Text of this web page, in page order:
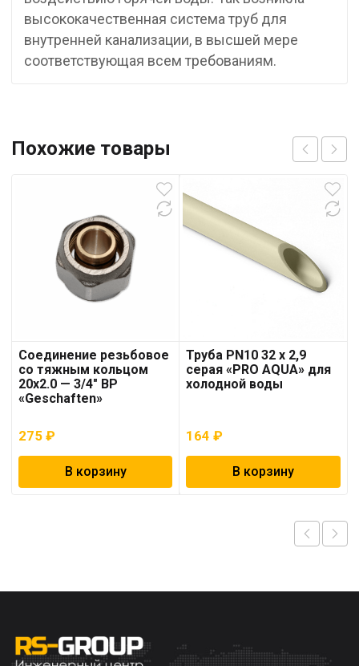
высококачественная система труб для
внутренней канализации, в высшей мере
соответствующая всем требованиям.
Похожие товары
Соединение резьбовое
со тяжным кольцом
20х2.0 — 3/4″ ВР
«Geschaften»
275 ₽
В корзину
Труба PN10 32 x 2,9
серая «PRO AQUA» для
холодной воды
164₽
В корзину